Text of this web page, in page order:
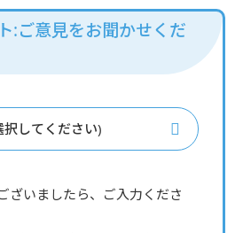
:ご意見をお聞かせくだ
択してください)
ざいましたら、ご入力くださ